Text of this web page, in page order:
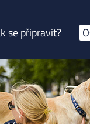
se připravit?